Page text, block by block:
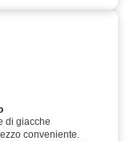
di giacche
conveniente.